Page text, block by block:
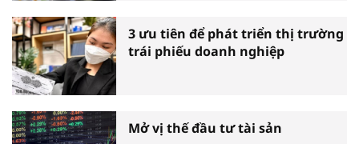
3 ưu tiên để phát triển thị trường
trái phiếu doanh nghiệp
Mở vị thế đầu tư tài sản